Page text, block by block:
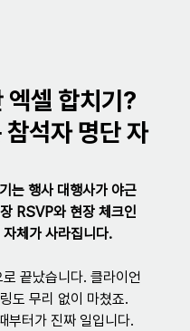
셀 합치기?
석자 명단 자
는 행사 대행사가 야근
RSVP와 현장 체크인
체가 사라집니다.
끝났습니다. 클라이언
도 무리 없이 마쳤죠.
부터가 진짜 일입니다.